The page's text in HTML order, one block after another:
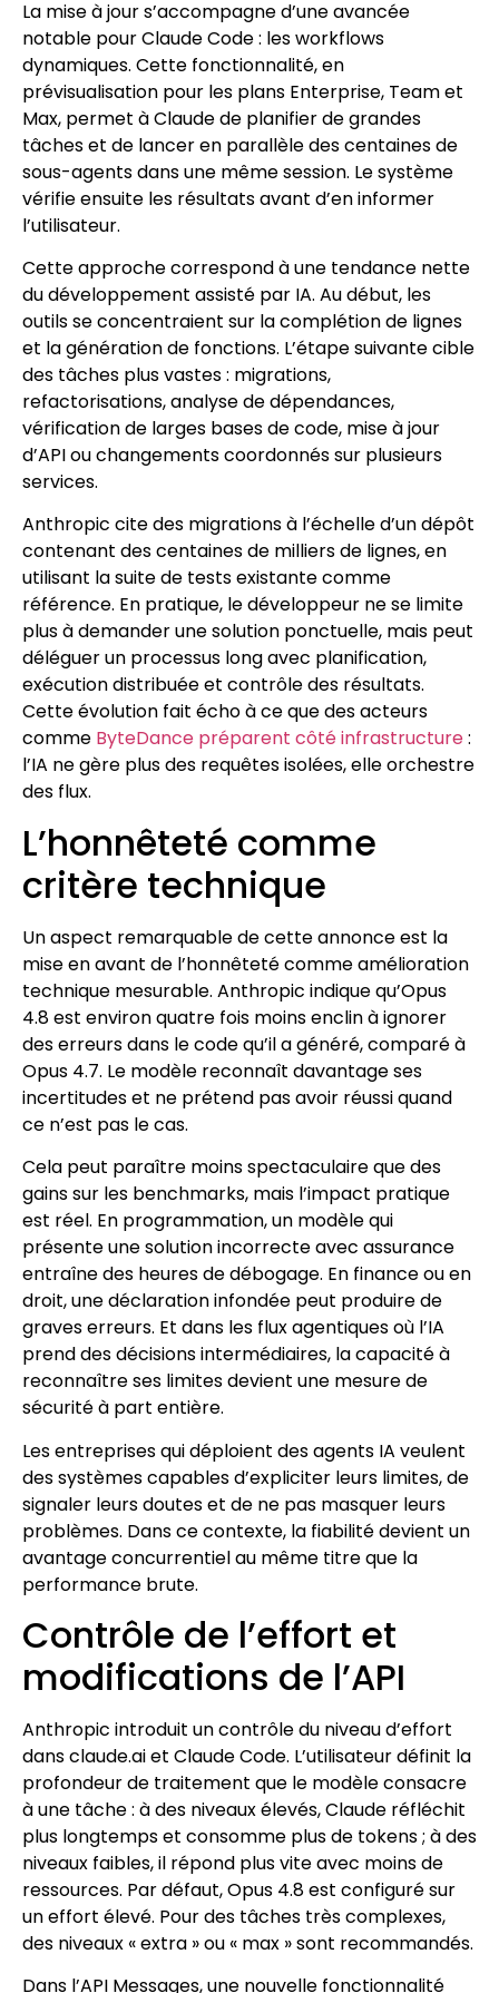
La mise à jour s’accompagne d’une avancée
notable pour Claude Code : les workflows
dynamiques. Cette fonctionnalité, en
prévisualisation pour les plans Enterprise, Team et
Max, permet à Claude de planifier de grandes
tâches et de lancer en parallèle des centaines de
sous-agents dans une même session. Le système
vérifie ensuite les résultats avant d’en informer
l’utilisateur.
Cette approche correspond à une tendance nette
du développement assisté par IA. Au début, les
outils se concentraient sur la complétion de lignes
et la génération de fonctions. L’étape suivante cible
des tâches plus vastes : migrations,
refactorisations, analyse de dépendances,
vérification de larges bases de code, mise à jour
d’API ou changements coordonnés sur plusieurs
services.
Anthropic cite des migrations à l’échelle d’un dépôt
contenant des centaines de milliers de lignes, en
utilisant la suite de tests existante comme
référence. En pratique, le développeur ne se limite
plus à demander une solution ponctuelle, mais peut
déléguer un processus long avec planification,
exécution distribuée et contrôle des résultats.
Cette évolution fait écho à ce que des acteurs
comme ByteDance préparent côté infrastructure:
l’IA ne gère plus des requêtes isolées, elle orchestre
des flux.
L’honnêteté comme
critère technique
Un aspect remarquable de cette annonce est la
mise en avant de l’honnêteté comme amélioration
technique mesurable. Anthropic indique qu’Opus
4.8 est environ quatre fois moins enclin à ignorer
des erreurs dans le code qu’il a généré, comparé à
Opus 4.7. Le modèle reconnaît davantage ses
incertitudes et ne prétend pas avoir réussi quand
ce n’est pas le cas.
Cela peut paraître moins spectaculaire que des
gains sur les benchmarks, mais l’impact pratique
est réel. En programmation, un modèle qui
présente une solution incorrecte avec assurance
entraîne des heures de débogage. En finance ou en
droit, une déclaration infondée peut produire de
graves erreurs. Et dans les flux agentiques où l’IA
prend des décisions intermédiaires, la capacité à
reconnaître ses limites devient une mesure de
sécurité à part entière.
Les entreprises qui déploient des agents IA veulent
des systèmes capables d’expliciter leurs limites, de
signaler leurs doutes et de ne pas masquer leurs
problèmes. Dans ce contexte, la fiabilité devient un
avantage concurrentiel au même titre que la
performance brute.
Contrôle de l’effort et
modifications de l’API
Anthropic introduit un contrôle du niveau d’effort
dans claude.ai et Claude Code. L’utilisateur définit la
profondeur de traitement que le modèle consacre
à une tâche : à des niveaux élevés, Claude réfléchit
plus longtemps et consomme plus de tokens ; à des
niveaux faibles, il répond plus vite avec moins de
ressources. Par défaut, Opus 4.8 est configuré sur
un effort élevé. Pour des tâches très complexes,
des niveaux « extra » ou « max » sont recommandés.
Dans l’API Messages, une nouvelle fonctionnalité